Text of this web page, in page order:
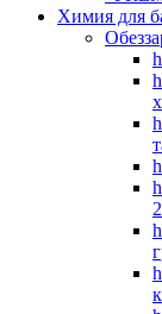
Химия для